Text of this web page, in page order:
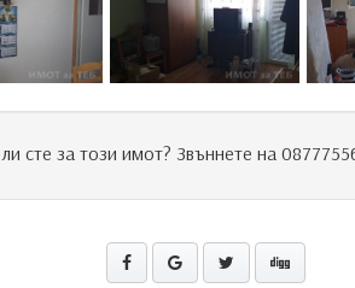
сте за този имот? Звъннете на